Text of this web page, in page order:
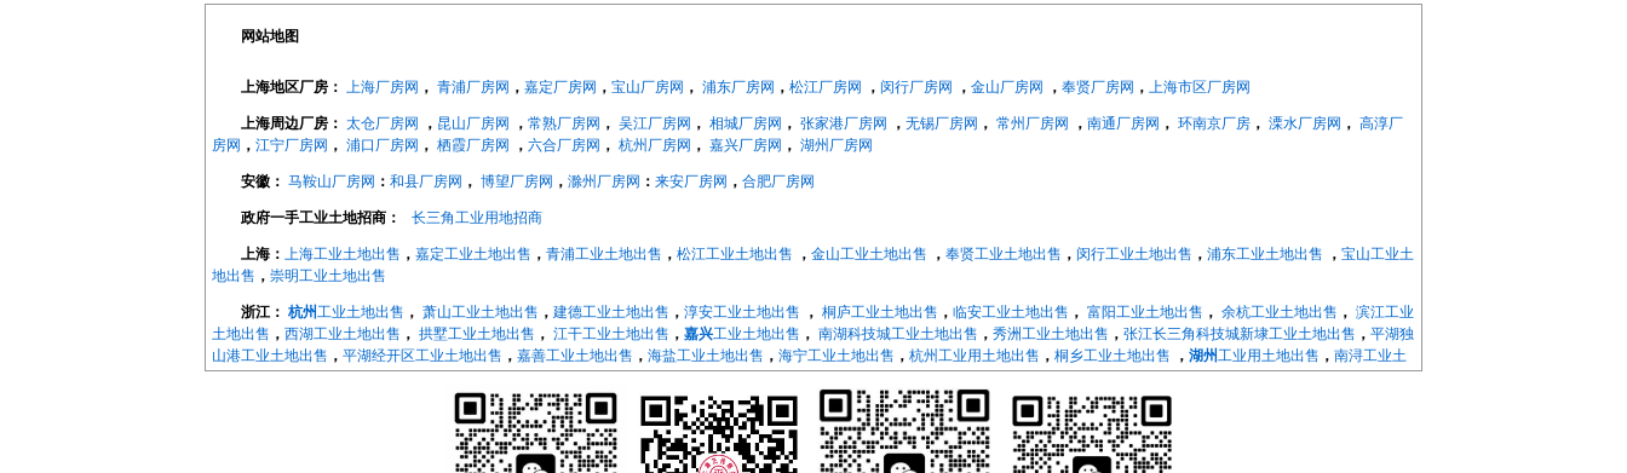
网站地图
上海地区厂房： 上海厂房网 ， 青浦厂房网 ， 嘉定厂房网 ， 宝山厂房网 ， 浦东厂房网 ， 松江厂房网 ， 闵行厂房网 ， 金山厂房网 ， 奉贤厂房网 ， 上海市区厂房网
上海周边厂房： 太仓厂房网 ， 昆山厂房网 ， 常熟厂房网 ， 吴江厂房网 ， 相城厂房网 ， 张家港厂房网 ， 无锡厂房网 ， 常州厂房网 ， 南通厂房网 ， 环南京厂房 ， 溧水厂房网 ， 高淳厂
房网 ， 江宁厂房网 ， 浦口厂房网 ， 栖霞厂房网 ， 六合厂房网 ， 杭州厂房网 ， 嘉兴厂房网 ， 湖州厂房网
安徽： 马鞍山厂房网 ： 和县厂房网 ， 博望厂房网 ， 滁州厂房网 ： 来安厂房网 ， 合肥厂房网
政府一手工业土地招商： 长三角工业用地招商
上海： 上海工业土地出售 ， 嘉定工业土地出售 ， 青浦工业土地出售 ， 松江工业土地出售 ， 金山工业土地出售 ， 奉贤工业土地出售 ， 闵行工业土地出售 ， 浦东工业土地出售 ， 宝山工业土
地出售 ， 崇明工业土地出售
浙江： 杭州工业土地出售 ， 萧山工业土地出售 ， 建德工业土地出售 ， 淳安工业土地出售 ， 桐庐工业土地出售 ， 临安工业土地出售 ， 富阳工业土地出售 ， 余杭工业土地出售 ， 滨江工业
土地出售 ， 西湖工业土地出售 ， 拱墅工业土地出售 ， 江干工业土地出售 ， 嘉兴工业土地出售 ， 南湖科技城工业土地出售 ， 秀洲工业土地出售 ， 张江长三角科技城新埭工业土地出售 ， 平湖独
山港工业土地出售 ， 平湖经开区工业土地出售 ， 嘉善工业土地出售 ， 海盐工业土地出售 ， 海宁工业土地出售 ， 杭州工业用土地出售 ， 桐乡工业土地出售 ， 湖州工业用土地出售 ， 南浔工业土
海曙工业土地出售 ，江北工业土地出售， 北仑工业土地出售， 镇海工业土地出售，鄞州工业土地出售， 奉化工业土地出售
宁海工业土地出售，
南京开发区工业土地，浦口工业土地出售，江宁工业土地出售 ，栖霞工业土地出售，六合工业土地出售，南京溧水工业土地出售